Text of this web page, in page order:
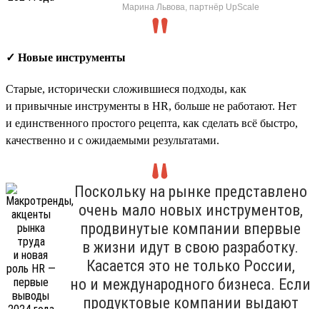
Марина Львова, партнёр UpScale
✓ Новые инструменты
Старые, исторически сложившиеся подходы, как
и привычные инструменты в HR, больше не работают. Нет
и единственного простого рецепта, как сделать всё быстро,
качественно и с ожидаемыми результатами.
Поскольку на рынке представлено
очень мало новых инструментов,
продвинутые компании впервые
в жизни идут в свою разработку.
Касается это не только России,
но и международного бизнеса. Если
продуктовые компании выдают